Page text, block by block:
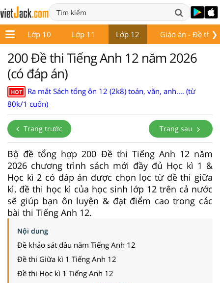
❯
9 Lớp 10 Lớp 11 Lớp 12 Giáo án - Đề thi
200 Đề thi Tiếng Anh 12 năm 2026
(có đáp án)
HOT
Ra mắt Sách tổng ôn 12 (2k8) toán, văn, anh.... (từ
80k/1 cuốn)
Trang trước Trang sau
Bộ đề tổng hợp 200 Đề thi Tiếng Anh 12 năm
2026 chương trình sách mới đầy đủ Học kì 1 &
Học kì 2 có đáp án được chọn lọc từ đề thi giữa
kì, đề thi học kì của học sinh lớp 12 trên cả nước
sẽ giúp bạn ôn luyện & đạt điểm cao trong các
bài thi Tiếng Anh 12.
Nội dung
Đề khảo sát đầu năm Tiếng Anh 12
Đề thi Giữa kì 1 Tiếng Anh 12
Đề thi Học kì 1 Tiếng Anh 12